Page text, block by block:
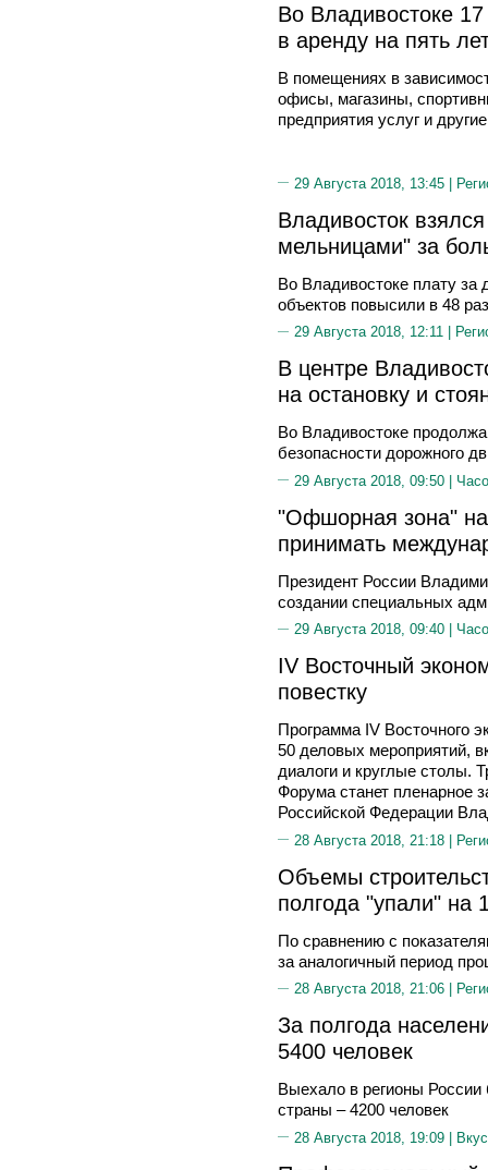
Во Владивостоке
в аренду на пять
В помещениях в
офисы, магазины,
предприятия услуг и другие
29 Августа 2018, 13:45 |
Владивосток
мельницами" за
Во Владивостоке плату за
объектов повысили в 48 раз
29 Августа 2018, 12:11 |
В центре
на остановку и
Во Владивостоке
безопасности дорожного
29 Августа 2018, 09:50 |
"Офшорная зона" на
принимать
Президент России
создании специальных
29 Августа 2018, 09:40 |
IV Восточный
повестку
Программа IV Восточного
50 деловых мероприятий,
диалоги и круглые столы.
Форума станет пленарное
Российской Федерации
28 Августа 2018, 21:18 |
Объемы
полгода "упали" на
По сравнению с
за аналогичный период
28 Августа 2018, 21:06 |
За полгода
5400 человек
Выехало в регионы России
страны – 4200 человек
28 Августа 2018, 19:09 |